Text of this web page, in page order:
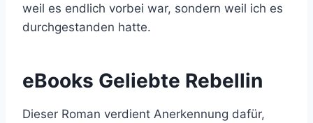
weil es endlich vorbei war, sondern weil ich es
durchgestanden hatte.
eBooks Geliebte Rebellin
Dieser Roman verdient Anerkennung dafür,